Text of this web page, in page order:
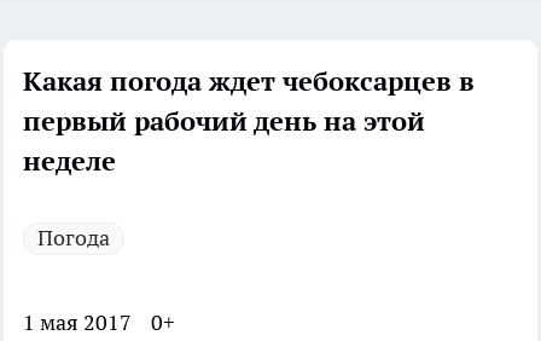
Какая погода ждет чебоксарцев в
первый рабочий день на этой
неделе
Погода
1 мая 2017 0+